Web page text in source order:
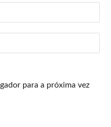
para a próxima vez